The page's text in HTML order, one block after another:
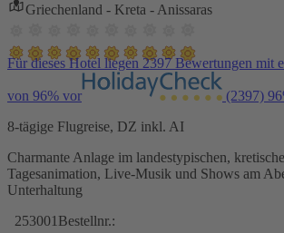
Griechenland - Kreta - Anissaras
Für dieses Hotel liegen 2397 Bewertungen mit
von 96% vor (2397)
8-tägige Flugreise, DZ inkl. AI
Charmante Anlage im landestypischen,
Tagesanimation, Live-Musik und Shows am
Unterhaltung
253001 Bestellnr.: